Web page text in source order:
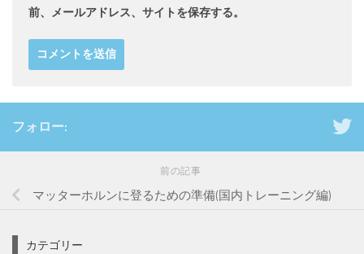
前、メールアドレス、サイトを保存する。
フォロー:
前の記事
マッターホルンに登るための準備(国内トレーニング編)
カテゴリー